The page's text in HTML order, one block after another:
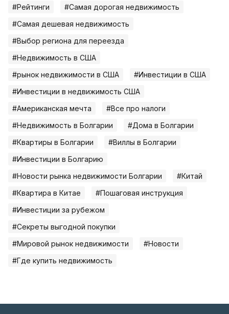
#Рейтинги
#Самая дорогая недвижимость
#Самая дешевая недвижимость
#Выбор региона для переезда
#Недвижимость в США
#рынок недвижимости в США
#Инвестиции в США
#Инвестиции в недвижимость США
#Американская мечта
#Все про налоги
#Недвижимость в Болгарии
#Дома в Болгарии
#Квартиры в Болгарии
#Виллы в Болгарии
#Инвестиции в Болгарию
#Новости рынка недвижимости Болгарии
#Китай
#Квартира в Китае
#Пошаговая инструкция
#Инвестиции за рубежом
#Секреты выгодной покупки
#Мировой рынок недвижимости
#Новости
#Где купить недвижимость